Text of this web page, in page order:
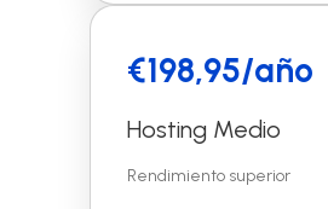
€198,95/año
Hosting Medio
Rendimiento superior